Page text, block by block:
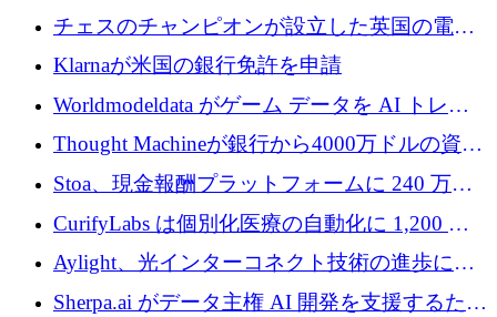
1 つをどのように解決しているか
チェスのチャンピオンが設立した英国の電池
材料スタートアップ TaiSan が 465 万ポンドを
Klarnaが米国の銀行免許を申請
Worldmodeldata がゲーム データを AI トレー
ニングに変えるために 700 万ポンドを獲得
Thought Machineが銀行から4000万ドルの資金
調達、年間収益1億ドルを突破
Stoa、現金報酬プラットフォームに 240 万ド
ルを確保
CurifyLabs は個別化医療の自動化に 1,200 万
ユーロを寄付
Aylight、光インターコネクト技術の進歩に向
けて450万ユーロのプレシードラウンドを終了
Sherpa.ai がデータ主権 AI 開発を支援するため